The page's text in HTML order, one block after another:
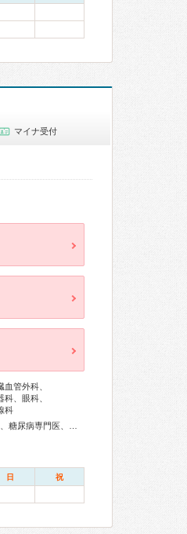
マイナ受付
管外科、
、眼科、
科
小児外科専門医、小児血液・がん専門医、精神科専門医、麻酔科専門医、細胞診専門医、病理専門医、臨床遺伝専門医、救急科専門医、がん治療認定医
日 祝